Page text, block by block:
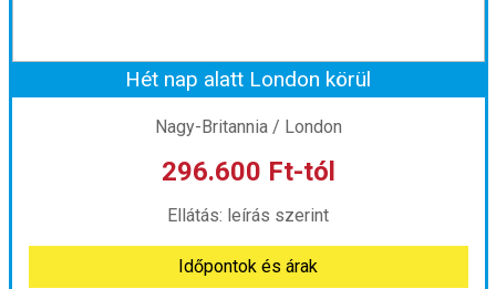
Időpont: 2026-12-11 | 2 éj
már 281.500 Ft-tól
Időpontok és árak
Hét nap alatt London körül
Nagy-Britannia / London
296.600 Ft-tól
Ellátás: leírás szerint
Időpontok és árak